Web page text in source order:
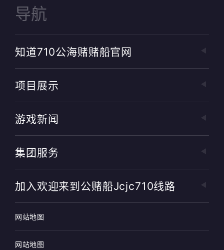
导航
知道710公海赌赌船官网
项目展示
游戏新闻
集团服务
加入欢迎来到公赌船jcjc710线路
网站地图
网站地图